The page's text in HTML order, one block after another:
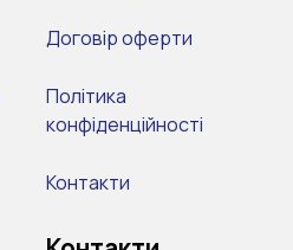
Договір оферти
Політика
конфіденційності
Контакти